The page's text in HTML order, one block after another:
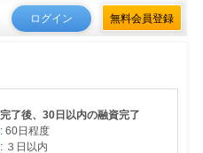
ログイン 無料会員登録
了後、30日以内の融資完了
: 60日程度
: ３日以内